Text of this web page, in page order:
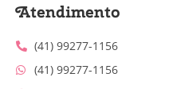
Atendimento
(41) 99277-1156
(41) 99277-1156